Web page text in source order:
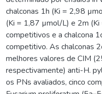
chalconas 1h (Ki = 2,98
(Ki = 1,87 µmol/L) e 2m
competitivos e a chalcona
competitivo. As chalconas
melhores valores de CIM
respectivamente) anti-H.
os PNs avaliados, cinco